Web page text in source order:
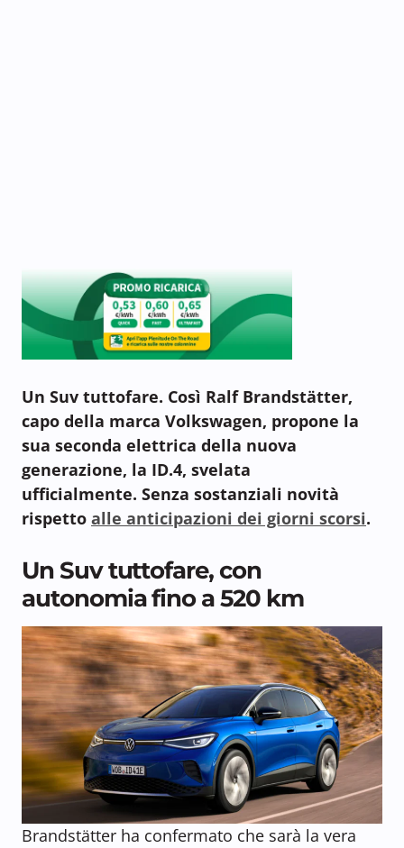
Un Suv tuttofare. Così Ralf Brandstätter,
capo della marca Volkswagen, propone la
sua seconda elettrica della nuova
generazione, la ID.4, svelata
ufficialmente. Senza sostanziali novità
rispetto alle anticipazioni dei giorni scorsi.
Un Suv tuttofare, con
autonomia fino a 520 km
Brandstätter ha confermato che sarà la vera